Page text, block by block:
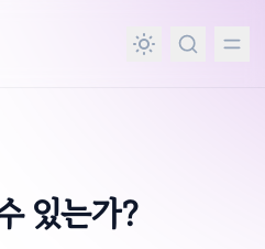
있는가?